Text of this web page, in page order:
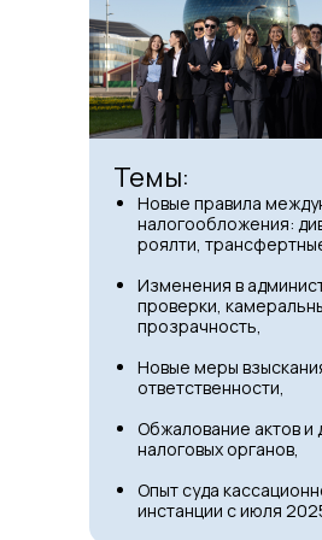
Темы:
Новые правила
налогообложения:
роялти,
Изменения в
проверки,
прозрачность,
Новые меры
ответственности,
Обжалование актов и
налоговых органов,
Опыт суда
инстанции с июля